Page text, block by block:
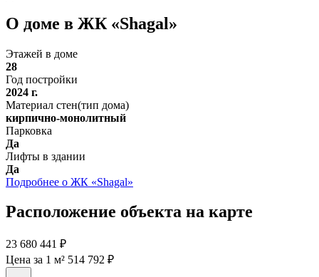
О доме в ЖК «Shagal»
Этажей в доме
28
Год постройки
2024 г.
Материал стен(тип дома)
кирпично-монолитный
Парковка
Да
Лифты в здании
Да
Подробнее о ЖК «Shagal»
Расположение объекта на карте
23 680 441 ₽
Цена за 1 м² 514 792 ₽